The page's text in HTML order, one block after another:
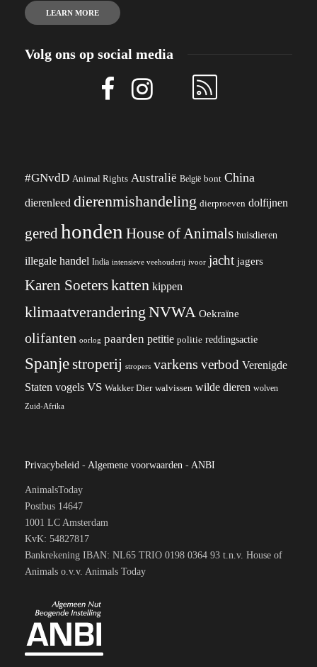
LEARN MORE
Volg ons op social media
#GNvdD Animal Rights Australië België bont China
dierenleed dierenmishandeling dierproeven dolfijnen
gered honden House of Animals huisdieren
illegale handel India intensieve veehouderij ivoor jacht jagers
Karen Soeterskatten kippen
klimaatverandering NVWA Oekraïne
olifanten oorlog paarden petitie politie reddingsactie
Spanjestroperij stropers varkens verbod Verenigde
Staten vogels VS Wakker Dier walvissen wilde dieren wolven
Zuid-Afrika
Privacybeleid - Algemene voorwaarden - ANBI
AnimalsToday
Postbus 14647
1001 LC Amsterdam
KvK: 54827817
Bankrekening IBAN: NL65 TRIO 0198 0364 93 t.n.v. House of
Animals o.v.v. Animals Today